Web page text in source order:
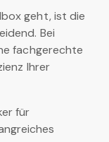
geht, ist die
Bei
fachgerechte
Ihrer
für